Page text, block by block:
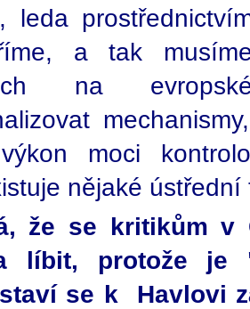
leda
a tak
na
moci
nějaké
že se kritikům v
líbit, protože je
se k Havlovi